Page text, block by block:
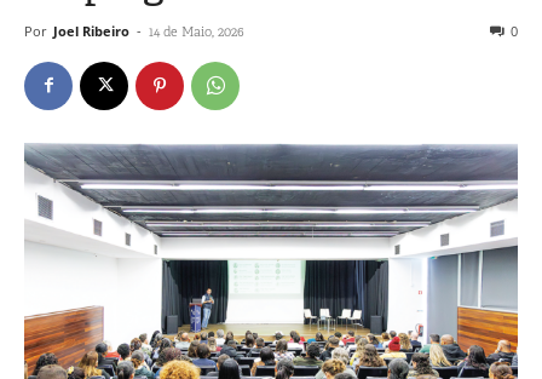
Por Joel Ribeiro - 14 de Maio, 2026 0